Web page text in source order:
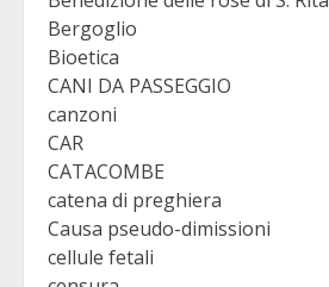
Bergoglio
Bioetica
CANI DA PASSEGGIO
canzoni
CAR
CATACOMBE
catena di preghiera
Causa pseudo-dimissioni
cellule fetali